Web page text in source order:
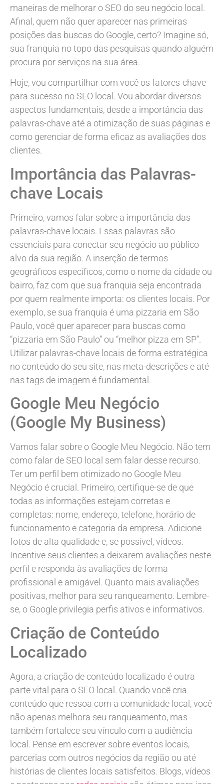
maneiras de melhorar o SEO do seu negócio local.
Afinal, quem não quer aparecer nas primeiras
posições das buscas do Google, certo? Imagine só,
sua franquia no topo das pesquisas quando alguém
procura por serviços na sua área.
Hoje, vou compartilhar com você os fatores-chave
para sucesso no SEO local. Vou abordar diversos
aspectos fundamentais, desde a importância das
palavras-chave até a otimização de suas páginas e
como gerenciar de forma eficaz as avaliações dos
clientes.
Importância das Palavras-
chave Locais
Primeiro, vamos falar sobre a importância das
palavras-chave locais. Essas palavras são
essenciais para conectar seu negócio ao público-
alvo da sua região. A inserção de termos
geográficos específicos, como o nome da cidade ou
bairro, faz com que sua franquia seja encontrada
por quem realmente importa: os clientes locais. Por
exemplo, se sua franquia é uma pizzaria em São
Paulo, você quer aparecer para buscas como
“pizzaria em São Paulo” ou “melhor pizza em SP”.
Utilizar palavras-chave locais de forma estratégica
no conteúdo do seu site, nas meta-descrições e até
nas tags de imagem é fundamental.
Google Meu Negócio
(Google My Business)
Vamos falar sobre o Google Meu Negócio. Não tem
como falar de SEO local sem falar desse recurso.
Ter um perfil bem otimizado no Google Meu
Negócio é crucial. Primeiro, certifique-se de que
todas as informações estejam corretas e
completas: nome, endereço, telefone, horário de
funcionamento e categoria da empresa. Adicione
fotos de alta qualidade e, se possível, vídeos.
Incentive seus clientes a deixarem avaliações neste
perfil e responda às avaliações de forma
profissional e amigável. Quanto mais avaliações
positivas, melhor para seu ranqueamento. Lembre-
se, o Google privilegia perfis ativos e informativos.
Criação de Conteúdo
Localizado
Agora, a criação de conteúdo localizado é outra
parte vital para o SEO local. Quando você cria
conteúdo que ressoa com a comunidade local, você
não apenas melhora seu ranqueamento, mas
também fortalece seu vínculo com a audiência
local. Pense em escrever sobre eventos locais,
parcerias com outros negócios da região ou até
histórias de clientes locais satisfeitos. Blogs, vídeos